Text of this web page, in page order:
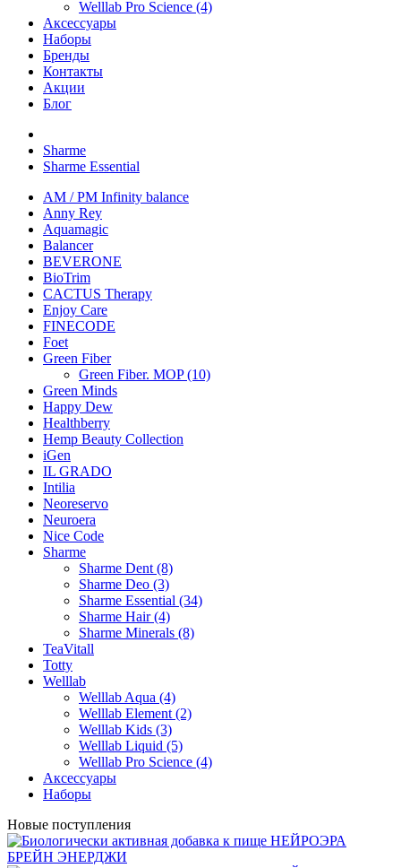
Welllab Pro Science (4)
Аксессуары
Наборы
Бренды
Контакты
Акции
Блог
Sharme
Sharme Essential
AM / PM Infinity balance
Anny Rey
Aquamagic
Balancer
BEVERONE
BioTrim
CACTUS Therapy
Enjoy Care
FINECODE
Foet
Green Fiber
Green Fiber. MOP (10)
Green Minds
Happy Dew
Healthberry
Hemp Beauty Collection
iGen
IL GRADO
Intilia
Neoreservo
Neuroera
Nice Code
Sharme
Sharme Dent (8)
Sharme Deo (3)
Sharme Essential (34)
Sharme Hair (4)
Sharme Minerals (8)
TeaVitall
Totty
Welllab
Welllab Aqua (4)
Welllab Element (2)
Welllab Kids (3)
Welllab Liquid (5)
Welllab Pro Science (4)
Аксессуары
Наборы
Новые поступления